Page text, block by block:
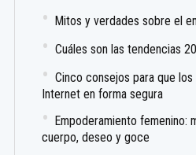
Mitos y verdades sobre el
Cuáles son las tendencias
Cinco consejos para que los
Internet en forma segura
Empoderamiento femenino:
cuerpo, deseo y goce